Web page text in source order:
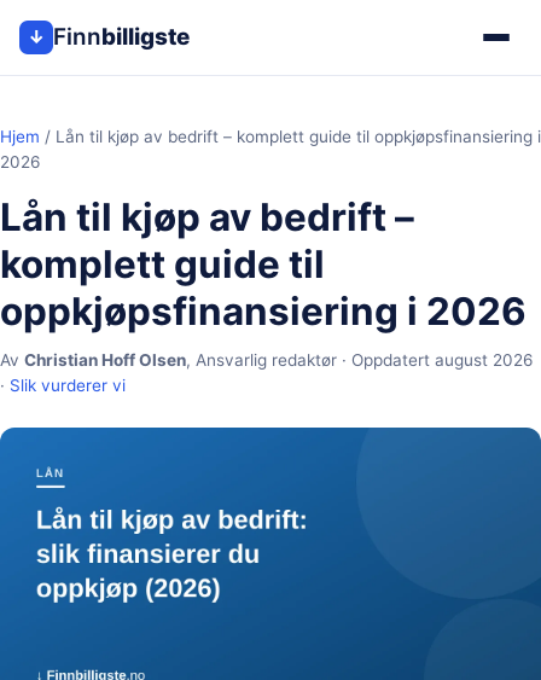
↓ Finnbilligste
Hjem / Lån til kjøp av bedrift – komplett guide til oppkjøpsfinansiering i
2026
Lån til kjøp av bedrift –
komplett guide til
oppkjøpsfinansiering i 2026
Av Christian Hoff Olsen, Ansvarlig redaktør · Oppdatert august 2026
· Slik vurderer vi